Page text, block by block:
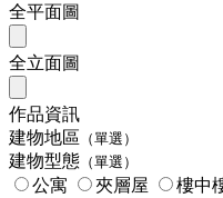
全平面圖
全立面圖
作品資訊
建物地區 （單選）
建物型態 （單選）
公寓 夾層屋 樓中